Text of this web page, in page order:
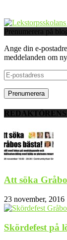
Prenumerera på
Ange din e-
meddelanden om
E-
postadress
Att söka
23 november, 2016
Skördefest på